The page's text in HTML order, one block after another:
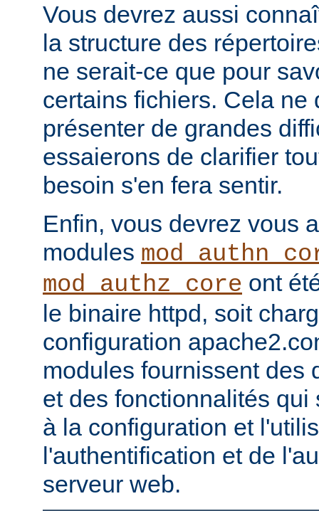
Vous devrez aussi
la structure des
ne serait-ce que pour
certains fichiers. Cela ne
présenter de grandes
essaierons de clarifier
besoin s'en fera sentir.
Enfin, vous devrez vous
modules
mod_authz_core ont
le binaire httpd, soit
configuration
modules fournissent des
et des fonctionnalités
à la configuration et
l'authentification et de
serveur web.